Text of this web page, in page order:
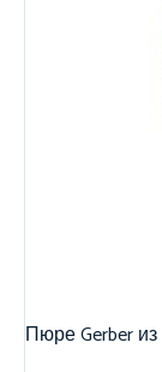
Пюре Gerber